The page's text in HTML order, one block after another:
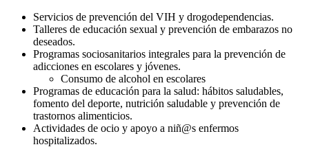
Servicios de prevención del VIH y drogodependencias.
Talleres de educación sexual y prevención de embarazos no
deseados.
Programas sociosanitarios integrales para la prevención de
adicciones en escolares y jóvenes.
Consumo de alcohol en escolares
Programas de educación para la salud: hábitos saludables,
fomento del deporte, nutrición saludable y prevención de
trastornos alimenticios.
Actividades de ocio y apoyo a niñ@s enfermos
hospitalizados.